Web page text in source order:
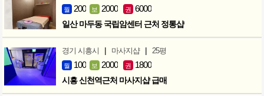
월 200 보 2000 권 6000
일산 마두동 국립암센터 근처 정통샵
경기 시흥시 | 마사지샵 | 25평
월 100 보 2000 권 1800
시흥 신천역근처 마사지샵 급매